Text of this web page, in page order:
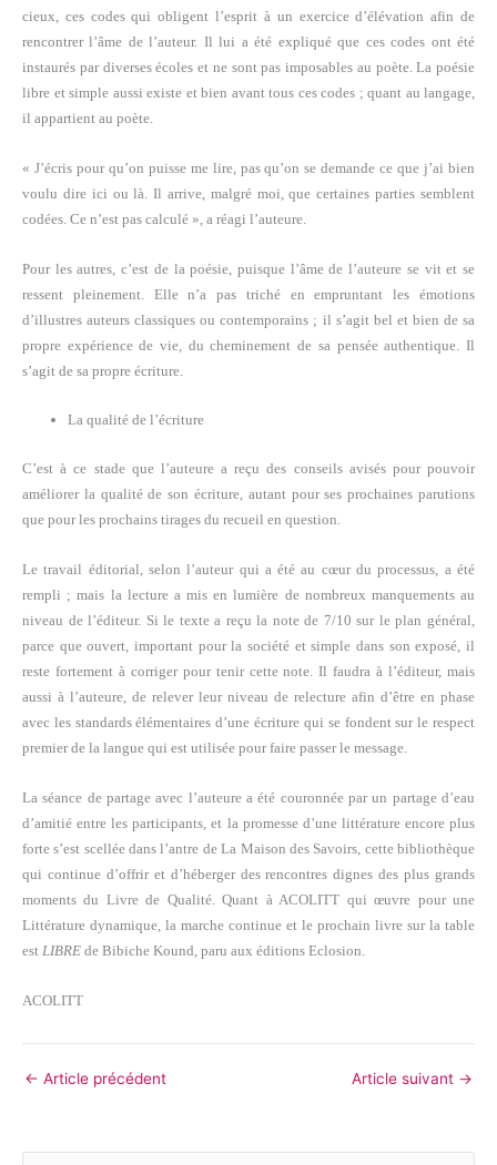
cieux, ces codes qui obligent l’esprit à un exercice d’élévation afin de
rencontrer l’âme de l’auteur. Il lui a été expliqué que ces codes ont été
instaurés par diverses écoles et ne sont pas imposables au poète. La poésie
libre et simple aussi existe et bien avant tous ces codes ; quant au langage,
il appartient au poète.
« J’écris pour qu’on puisse me lire, pas qu’on se demande ce que j’ai bien
voulu dire ici ou là. Il arrive, malgré moi, que certaines parties semblent
codées. Ce n’est pas calculé », a réagi l’auteure.
Pour les autres, c’est de la poésie, puisque l’âme de l’auteure se vit et se
ressent pleinement. Elle n’a pas triché en empruntant les émotions
d’illustres auteurs classiques ou contemporains ; il s’agit bel et bien de sa
propre expérience de vie, du cheminement de sa pensée authentique. Il
s’agit de sa propre écriture.
La qualité de l’écriture
C’est à ce stade que l’auteure a reçu des conseils avisés pour pouvoir
améliorer la qualité de son écriture, autant pour ses prochaines parutions
que pour les prochains tirages du recueil en question.
Le travail éditorial, selon l’auteur qui a été au cœur du processus, a été
rempli ; mais la lecture a mis en lumière de nombreux manquements au
niveau de l’éditeur. Si le texte a reçu la note de 7/10 sur le plan général,
parce que ouvert, important pour la société et simple dans son exposé, il
reste fortement à corriger pour tenir cette note. Il faudra à l’éditeur, mais
aussi à l’auteure, de relever leur niveau de relecture afin d’être en phase
avec les standards élémentaires d’une écriture qui se fondent sur le respect
premier de la langue qui est utilisée pour faire passer le message.
La séance de partage avec l’auteure a été couronnée par un partage d’eau
d’amitié entre les participants, et la promesse d’une littérature encore plus
forte s’est scellée dans l’antre de La Maison des Savoirs, cette bibliothèque
qui continue d’offrir et d’héberger des rencontres dignes des plus grands
moments du Livre de Qualité. Quant à ACOLITT qui œuvre pour une
Littérature dynamique, la marche continue et le prochain livre sur la table
est LIBRE de Bibiche Kound, paru aux éditions Eclosion.
ACOLITT
← Article précédent Article suivant →